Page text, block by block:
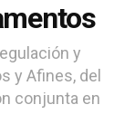
y
y Afines, del
conjunta en